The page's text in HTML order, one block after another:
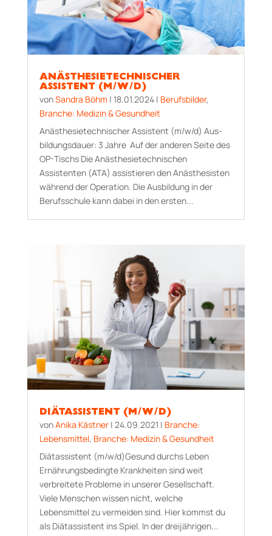
ANÄSTHESIETECHNISCHER
ASSISTENT (M/W/D)
vonSandra Böhm | 18.01.2024| Berufsbilder,
Branche: Medizin & Gesundheit
Anästhesietechnischer Assistent (m/w/d) Aus­
bildungs­dauer: 3 Jahre Auf der anderen Seite des
OP-Tischs Die Anästhesietechnischen
Assistenten (ATA) assistieren den Anästhesisten
während der Operation. Die Ausbildung in der
Berufsschule kann dabei in den ersten...
DIÄTASSISTENT (M/W/D)
vonAnika Kästner| 24.09.2021 | Branche:
Lebensmittel, Branche: Medizin & Gesundheit
Diätassistent (m/w/d)Gesund durchs Leben
Ernährungsbedingte Krankheiten sind weit
verbreitete Probleme in unserer Gesellschaft.
Viele Menschen wissen nicht, welche
Lebensmittel zu vermeiden sind. Hier kommst du
als Diätassistent ins Spiel. In der dreijährigen...